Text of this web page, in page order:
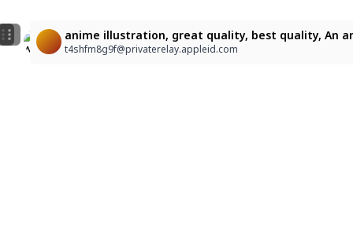
1052
1052
anime illustration, great quality, best quality, An
t4shfm8g9f@privaterelay.appleid.com